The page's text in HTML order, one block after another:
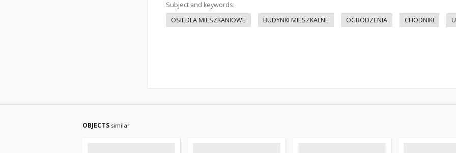
Subject and keywords:
OSIEDLA MIESZKANIOWE
BUDYNKI MIESZKALNE OGRODZENIA CHODNIKI
OBJECTS similar